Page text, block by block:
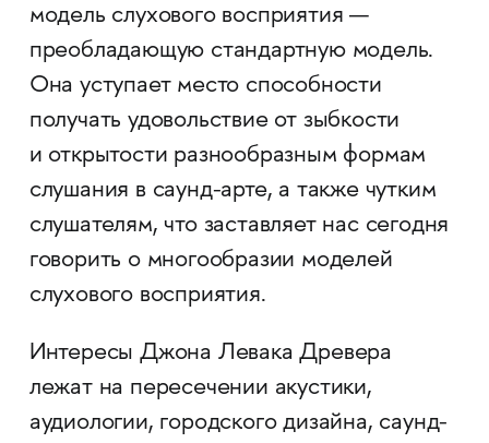
модель слухового восприятия —
преобладающую стандартную модель.
Она уступает место способности
получать удовольствие от зыбкости
и открытости разнообразным формам
слушания в саунд-арте, а также чутким
слушателям, что заставляет нас сегодня
говорить о многообразии моделей
слухового восприятия.
Интересы Джона Левака Древера
лежат на пересечении акустики,
аудиологии, городского дизайна, саунд-